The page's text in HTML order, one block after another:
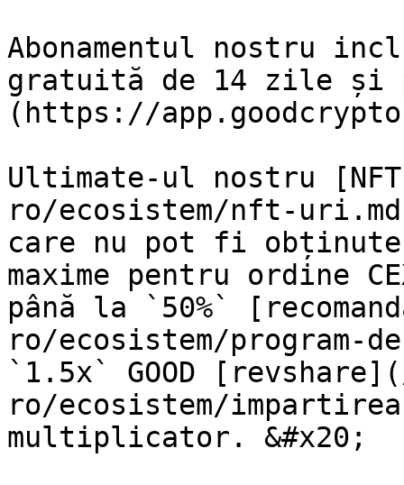
Abonamentul nostru
gratuită de 14 zile
(https://
Ultimate-ul nostru
ro/ecosistem/nft-
care nu pot fi
maxime pentru ordine
până la `50%`
ro/ecosistem/program-
`1.5x` GOOD
ro/ecosistem/
multiplicator. &#x20;